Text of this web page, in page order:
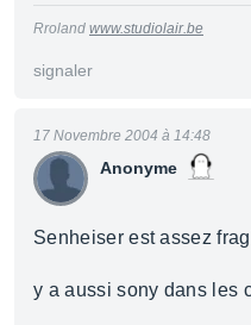
Rroland www.studiolair.be
signaler
Anonyme
17 Novembre 2004 à 14:48
Senheiser est assez
y a aussi sony dans les